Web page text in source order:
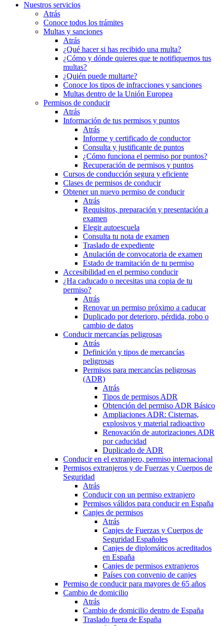
Nuestros servicios
Atrás
Conoce todos los trámites
Multas y sanciones
Atrás
¿Qué hacer si has recibido una multa?
¿Cómo y dónde quieres que te notifiquemos tus
multas?
¿Quién puede multarte?
Conoce los tipos de infracciones y sanciones
Multas dentro de la Unión Europea
Permisos de conducir
Atrás
Información de tus permisos y puntos
Atrás
Informe y certificado de conductor
Consulta y justificante de puntos
¿Cómo funciona el permiso por puntos?
Recuperación de permisos y puntos
Cursos de conducción segura y eficiente
Clases de permisos de conducir
Obtener un nuevo permiso de conducir
Atrás
Requisitos, preparación y presentación a
examen
Elegir autoescuela
Consulta tu nota de examen
Traslado de expediente
Anulación de convocatoria de examen
Estado de tramitación de tu permiso
Accesibilidad en el permiso conducir
¿Ha caducado o necesitas una copia de tu
permiso?
Atrás
Renovar un permiso próximo a caducar
Duplicado por deterioro, pérdida, robo o
cambio de datos
Conducir mercancías peligrosas
Atrás
Definición y tipos de mercancías
peligrosas
Permisos para mercancías peligrosas
(ADR)
Atrás
Tipos de permisos ADR
Obtención del permiso ADR Básico
Ampliaciones ADR: Cisternas,
explosivos y material radioactivo
Renovación de autorizaciones ADR
por caducidad
Duplicado de ADR
Conducir en el extranjero, permiso internacional
Permisos extranjeros y de Fuerzas y Cuerpos de
Seguridad
Atrás
Conducir con un permiso extranjero
Permisos válidos para conducir en España
Canjes de permisos
Atrás
Canjes de Fuerzas y Cuerpos de
Seguridad Españoles
Canjes de diplomáticos acreditados
en España
Canjes de permisos extranjeros
Países con convenio de canjes
Permiso de conducir para mayores de 65 años
Cambio de domicilio
Atrás
Cambio de domicilio dentro de España
Traslado fuera de España